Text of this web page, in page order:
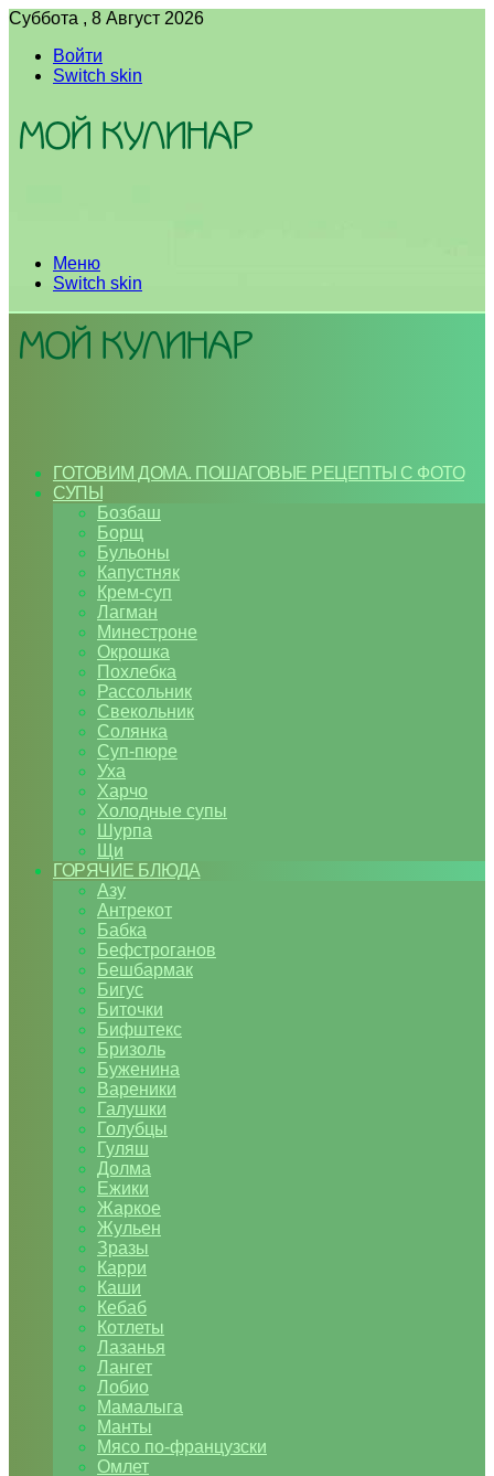
Суббота , 8 Август 2026
Войти
Switch skin
Меню
Switch skin
ГОТОВИМ ДОМА. ПОШАГОВЫЕ РЕЦЕПТЫ С ФОТО
СУПЫ
Бозбаш
Борщ
Бульоны
Капустняк
Крем-суп
Лагман
Минестроне
Окрошка
Похлебка
Рассольник
Свекольник
Солянка
Суп-пюре
Уха
Харчо
Холодные супы
Шурпа
Щи
ГОРЯЧИЕ БЛЮДА
Азу
Антрекот
Бабка
Бефстроганов
Бешбармак
Бигус
Биточки
Бифштекс
Бризоль
Буженина
Вареники
Галушки
Голубцы
Гуляш
Долма
Ежики
Жаркое
Жульен
Зразы
Карри
Каши
Кебаб
Котлеты
Лазанья
Лангет
Лобио
Мамалыга
Манты
Мясо по-французски
Омлет